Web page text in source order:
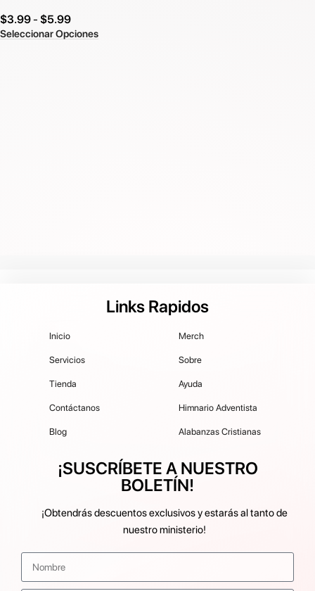
$3.99- $5.99
Seleccionar Opciones
Links Rapidos
Inicio
Servicios
Tienda
Contáctanos
Blog
Merch
Sobre
Ayuda
Himnario Adventista
Alabanzas Cristianas
¡SUSCRÍBETE A NUESTRO
BOLETÍN!
¡Obtendrás descuentos exclusivos y estarás al tanto de
nuestro ministerio!